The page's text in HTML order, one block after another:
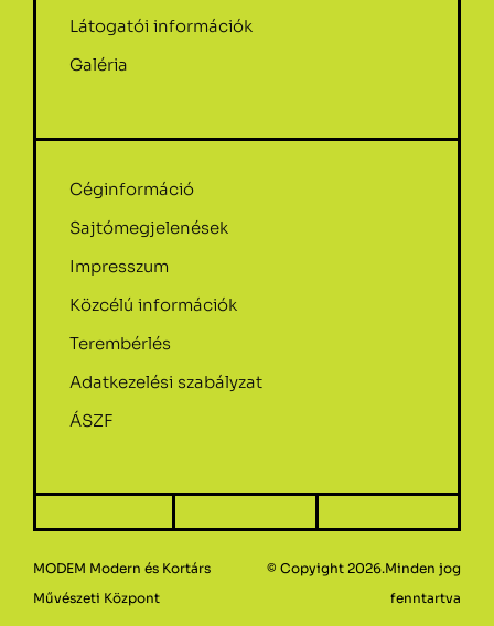
Látogatói információk
Galéria
Céginformáció
Sajtómegjelenések
Impresszum
Közcélú információk
Terembérlés
Adatkezelési szabályzat
ÁSZF
MODEM Modern és Kortárs
Művészeti Központ
© Copyight 2026.Minden jog
fenntartva